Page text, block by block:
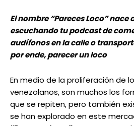
El nombre “Pareces Loco” nace
escuchando tu podcast de
audífonos en la calle o
por ende, parecer un loco
En medio de la proliferación de
venezolanos, son muchos los
que se repiten, pero también
se han explorado en este